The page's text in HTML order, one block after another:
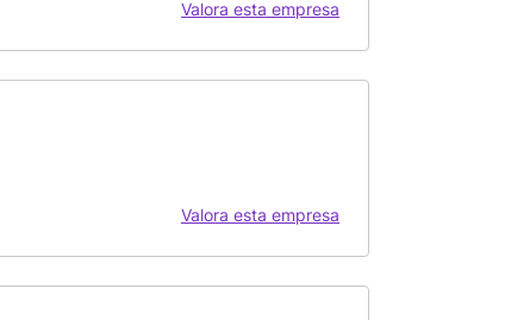
Valora esta empresa
Valora esta empresa